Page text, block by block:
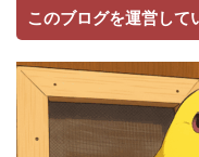
このブログを運営して